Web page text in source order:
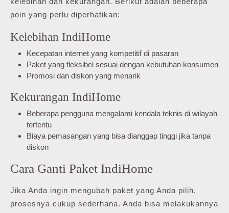
poin yang perlu diperhatikan:
Kelebihan IndiHome
Kecepatan internet yang kompetitif di pasaran
Paket yang fleksibel sesuai dengan kebutuhan konsumen
Promosi dan diskon yang menarik
Kekurangan IndiHome
Beberapa pengguna mengalami kendala teknis di wilayah
tertentu
Biaya pemasangan yang bisa dianggap tinggi jika tanpa
diskon
Cara Ganti Paket IndiHome
Jika Anda ingin mengubah paket yang Anda pilih,
prosesnya cukup sederhana. Anda bisa melakukannya